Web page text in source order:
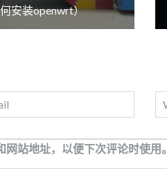
安装openwrt）
站地址，以便下次评论时使用。